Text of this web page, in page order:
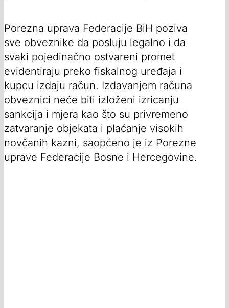
Porezna uprava Federacije BiH poziva
sve obveznike da posluju legalno i da
svaki pojedinačno ostvareni promet
evidentiraju preko fiskalnog uređaja i
kupcu izdaju račun. Izdavanjem računa
obveznici neće biti izloženi izricanju
sankcija i mjera kao što su privremeno
zatvaranje objekata i plaćanje visokih
novčanih kazni, saopćeno je iz Porezne
uprave Federacije Bosne i Hercegovine.